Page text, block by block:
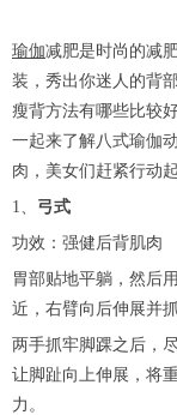
瑜伽减肥是时尚的减
装，秀出你迷人的背
瘦背方法有哪些比较
一起来了解八式瑜伽
肉，美女们赶紧行动
1、 弓式
功效：强健后背肌肉
胃部贴地平躺，然后
近，右臂向后伸展并
两手抓牢脚踝之后，
让脚趾向上伸展，将
力。